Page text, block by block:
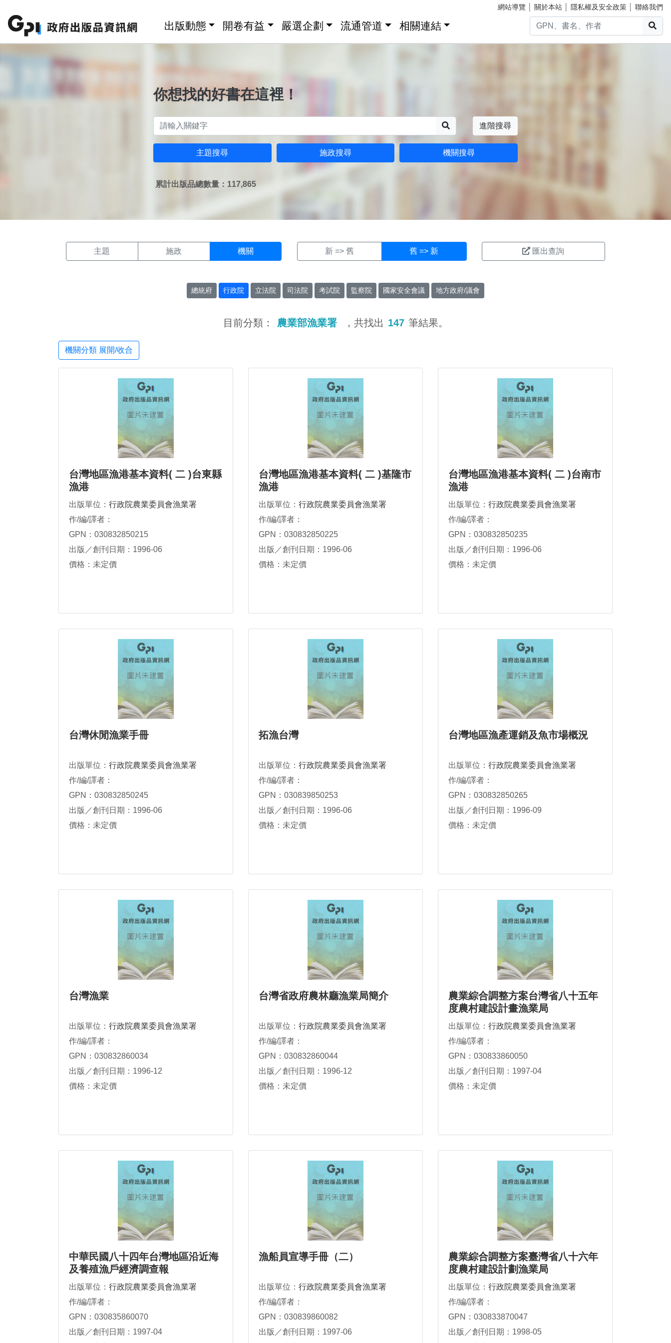
網站導覽 關於本站 隱私權及安全政策 聯絡我們
出版動態 開卷有益 嚴選企劃 流通管道 相關連結
你想找的好書在這裡！
進階搜尋
主題搜尋 施政搜尋 機關搜尋
累計出版品總數量：117,865
主題 施政 機關 新 => 舊 舊 => 新 匯出查詢
總統府 行政院 立法院 司法院 考試院 監察院 國家安全會議 地方政府/議會
目前分類： 農業部漁業署 ，共找出 147 筆結果。
機關分類 展開/收合
台灣地區漁港基本資料( 二 )台東縣
漁港
出版單位： 行政院農業委員會漁業署
作/編/譯者：
GPN：030832850215
出版／創刊日期：1996-06
價格：未定價
台灣地區漁港基本資料( 二 )基隆市
漁港
出版單位： 行政院農業委員會漁業署
作/編/譯者：
GPN：030832850225
出版／創刊日期：1996-06
價格：未定價
台灣地區漁港基本資料( 二 )台南市
漁港
出版單位： 行政院農業委員會漁業署
作/編/譯者：
GPN：030832850235
出版／創刊日期：1996-06
價格：未定價
台灣休閒漁業手冊
出版單位： 行政院農業委員會漁業署
作/編/譯者：
GPN：030832850245
出版／創刊日期：1996-06
價格：未定價
拓漁台灣
出版單位： 行政院農業委員會漁業署
作/編/譯者：
GPN：030839850253
出版／創刊日期：1996-06
價格：未定價
台灣地區漁產運銷及魚市場概況
出版單位： 行政院農業委員會漁業署
作/編/譯者：
GPN：030832850265
出版／創刊日期：1996-09
價格：未定價
台灣漁業
出版單位： 行政院農業委員會漁業署
作/編/譯者：
GPN：030832860034
出版／創刊日期：1996-12
價格：未定價
台灣省政府農林廳漁業局簡介
出版單位： 行政院農業委員會漁業署
作/編/譯者：
GPN：030832860044
出版／創刊日期：1996-12
價格：未定價
農業綜合調整方案台灣省八十五年
度農村建設計畫漁業局
出版單位： 行政院農業委員會漁業署
作/編/譯者：
GPN：030833860050
出版／創刊日期：1997-04
價格：未定價
中華民國八十四年台灣地區沿近海
及養殖漁戶經濟調查報
出版單位： 行政院農業委員會漁業署
作/編/譯者：
GPN：030835860070
出版／創刊日期：1997-04
漁船員宣導手冊（二）
出版單位： 行政院農業委員會漁業署
作/編/譯者：
GPN：030839860082
出版／創刊日期：1997-06
農業綜合調整方案臺灣省八十六年
度農村建設計劃漁業局
出版單位： 行政院農業委員會漁業署
作/編/譯者：
GPN：030833870047
出版／創刊日期：1998-05